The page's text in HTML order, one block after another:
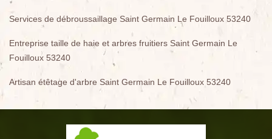
Services de débroussaillage Saint Germain Le Fouilloux 53240
Entreprise taille de haie et arbres fruitiers Saint Germain Le
Fouilloux 53240
Artisan étêtage d'arbre Saint Germain Le Fouilloux 53240